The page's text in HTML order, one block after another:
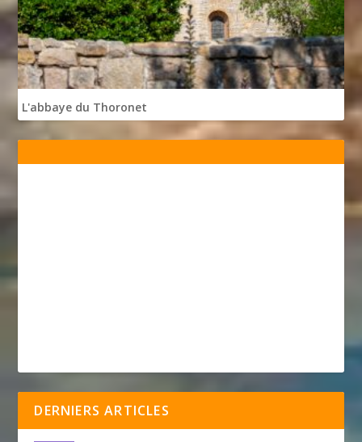
L'abbaye du Thoronet
DERNIERS ARTICLES